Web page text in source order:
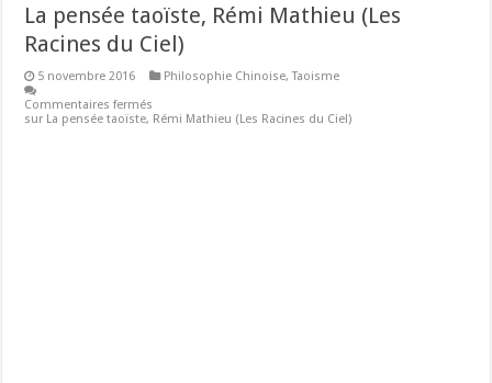
La pensée taoïste, Rémi Mathieu (Les
Racines du Ciel)
5 novembre 2016 Philosophie Chinoise,Taoisme
Commentaires fermés
sur La pensée taoïste, Rémi Mathieu (Les Racines du Ciel)